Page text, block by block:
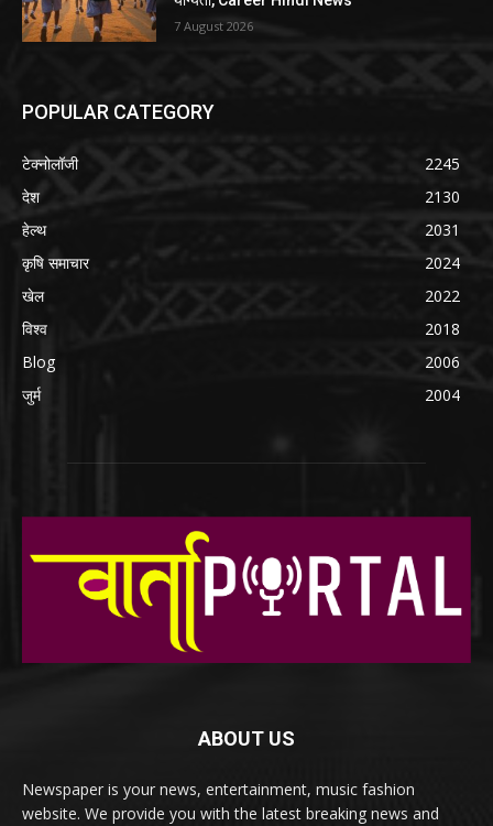
7 August 2026
POPULAR CATEGORY
टेक्नोलॉजी
2245
देश
2130
हेल्थ
2031
कृषि समाचार
2024
खेल
2022
विश्व
2018
Blog
2006
जुर्म
2004
ABOUT US
Newspaper is your news, entertainment, music fashion
website. We provide you with the latest breaking news and